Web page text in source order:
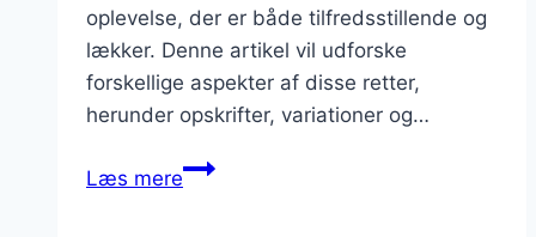
oplevelse, der er både tilfredsstillende og
lækker. Denne artikel vil udforske
forskellige aspekter af disse retter,
herunder opskrifter, variationer og…
Læs mereCremede